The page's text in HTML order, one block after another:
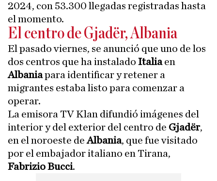
2024, con 53.300 llegadas registradas hasta
el momento.
El centro de Gjadër, Albania
El pasado viernes, se anunció que uno de los
dos centros que ha instalado Italiaen
Albaniapara identificar y retener a
migrantes estaba listo para comenzar a
operar.
La emisora TV Klan difundió imágenes del
interior y del exterior del centro de Gjadër,
en el noroeste deAlbania, que fue visitado
por el embajador italiano en Tirana,
Fabrizio Bucci.